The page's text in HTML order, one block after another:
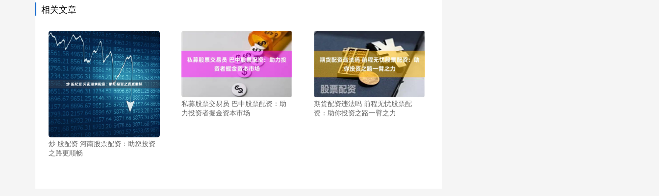
相关文章
炒 股配资 河南股票配资：助您投资
之路更顺畅
私募股票交易员 巴中股票配资：助
力投资者掘金资本市场
期货配资违法吗 前程无忧股票配
资：助你投资之路一臂之力